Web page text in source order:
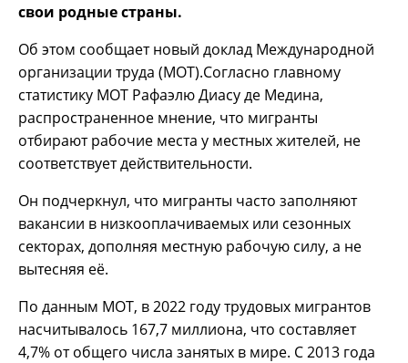
свои родные страны.
Об этом сообщает новый доклад Международной
организации труда (МОТ).Согласно главному
статистику МОТ Рафаэлю Диасу де Медина,
распространенное мнение, что мигранты
отбирают рабочие места у местных жителей, не
соответствует действительности.
Он подчеркнул, что мигранты часто заполняют
вакансии в низкооплачиваемых или сезонных
секторах, дополняя местную рабочую силу, а не
вытесняя её.
По данным МОТ, в 2022 году трудовых мигрантов
насчитывалось 167,7 миллиона, что составляет
4,7% от общего числа занятых в мире. С 2013 года